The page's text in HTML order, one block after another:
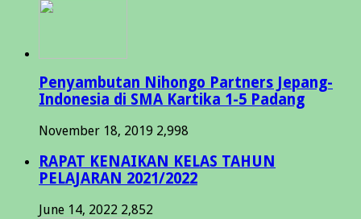
Penyambutan Nihongo Partners Jepang-
Indonesia di SMA Kartika 1-5 Padang
November 18, 2019 2,998
RAPAT KENAIKAN KELAS TAHUN
PELAJARAN 2021/2022
June 14, 2022 2,852